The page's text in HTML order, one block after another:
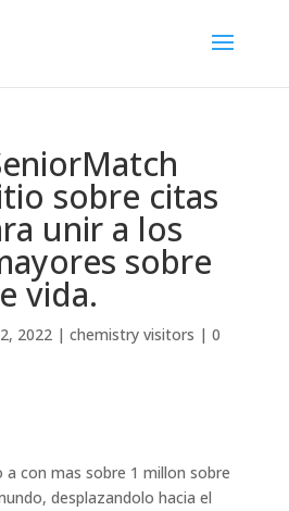
sobre citas
unir a los
sobre
vida.
2022| chemistry visitors | 0
a con mas sobre 1 millon sobre
desplazandolo hacia el